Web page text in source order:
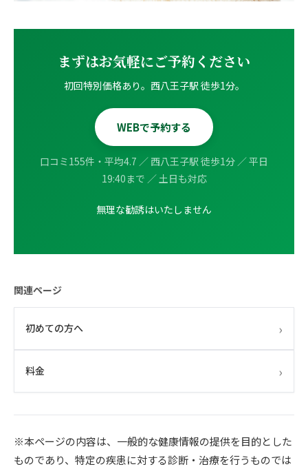
まずはお気軽にご予約ください
初回特別価格あり。西八王子駅 徒歩1分。
WEBで予約する
口コミ155件・平均4.7 ／ 西八王子駅 徒歩1分 ／ 平日
19:40まで ／ 土日も対応
無理な勧誘はいたしません
関連ページ
初めての方へ ›
料金 ›
※本ページの内容は、一般的な健康情報の提供を目的とした
ものであり、特定の疾患に対する診断・治療を行うものでは